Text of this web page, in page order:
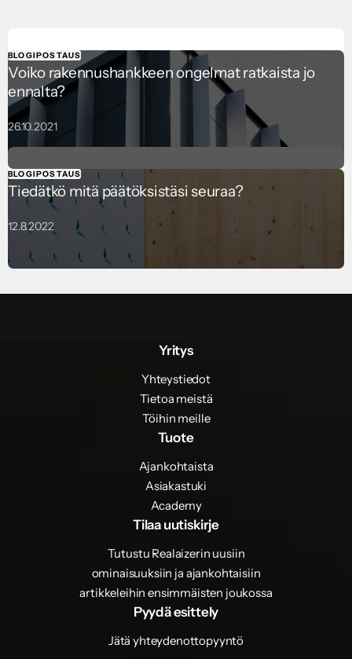
BLOGIPOSTAUS
Voiko rakennushankkeen ongelmat ratkaista jo
ennalta?
26.10.2021
BLOGIPOSTAUS
Tiedätkö mitä päätöksistäsi seuraa?
12.8.2022
Yritys
Yhteystiedot
Tietoa meistä
Töihin meille
Tuote
Ajankohtaista
Asiakastuki
Academy
Tilaa uutiskirje
Tutustu Realaizerin uusiin
ominaisuuksiin ja ajankohtaisiin
artikkeleihin ensimmäisten joukossa
Pyydä esittely
Jätä yhteydenottopyyntö